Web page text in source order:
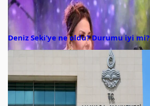
Deniz Seki’ye ne oldu? Durumu iyi mi?